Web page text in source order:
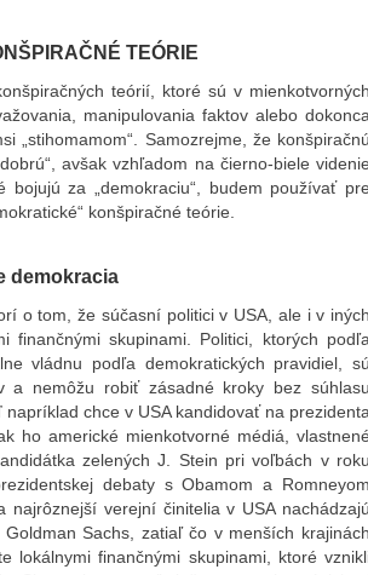
TEÓRIE
teórií, ktoré sú v mienkotvorných
manipulovania faktov alebo
„stihomamom“. Samozrejme, že konšpiračnú
avšak vzhľadom na čierno-biele videnie
za „demokraciu“, budem používať pre
konšpiračné teórie.
demokracia
o tom, že súčasní politici v USA, ale i v iných
finančnými skupinami. Politici, ktorých podľa
vládnu podľa demokratických pravidiel, sú
a nemôžu robiť zásadné kroky bez súhlasu
chce v USA kandidovať na prezidenta
ho americké mienkotvorné médiá, vlastnené
zelených J. Stein pri voľbách v roku
debaty s Obamom a Romneyom
verejní činitelia v USA nachádzajú
Sachs, zatiaľ čo v menších krajinách
lokálnymi finančnými skupinami, ktoré